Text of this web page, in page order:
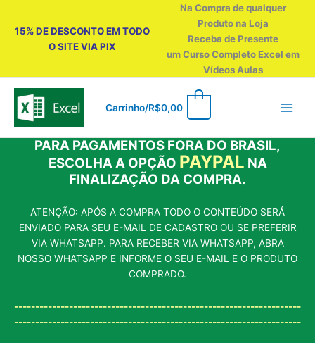
15% DE DESCONTO EM TODO
O SITE VIA PIX
Na Compra de qualquer
Produto na Loja
Receba de Presente
um Curso Completo Excel em
Vídeos Aulas
Carrinho/R$0,00
PARA PAGAMENTOS FORA DO BRASIL,
ESCOLHA A OPÇÃO PAYPAL NA
FINALIZAÇÃO DA COMPRA.
ATENÇÃO: APÓS A COMPRA TODO O CONTEÚDO SERÁ
ENVIADO PARA SEU E-MAIL DE CADASTRO OU SE PREFERIR
VIA WHATSAPP. PARA RECEBER VIA WHATSAPP, ABRA
NOSSO WHATSAPP E INFORME O SEU E-MAIL E O PRODUTO
COMPRADO.
--------------------------------------------------------------------
--------------------------------------------------------------------